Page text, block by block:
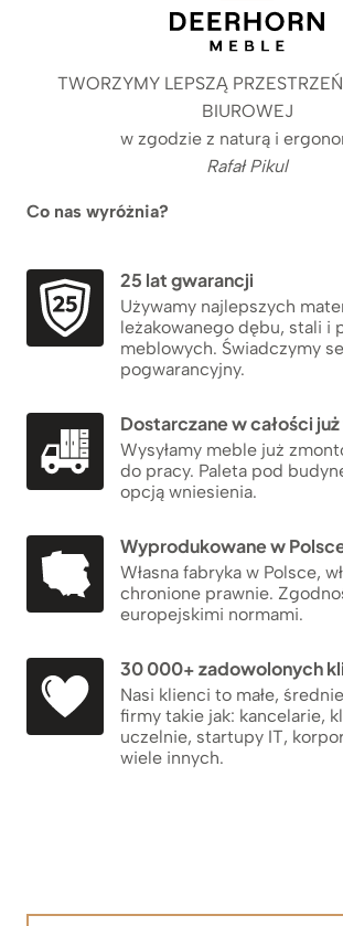
TWORZYMY LEPSZĄ
BIUROWEJ
w zgodzie z naturą i
Rafał Pikul
Co nas wyróżnia?
25 lat gwarancji
Używamy najlepszych
leżakowanego dębu, stali i
meblowych. Świadczymy
pogwarancyjny.
Dostarczane w całości
Wysyłamy meble już
do pracy. Paleta pod
opcją wniesienia.
Wyprodukowane w
Własna fabryka w Polsce,
chronione prawnie.
europejskimi normami.
30 000+ zadowolonych
Nasi klienci to małe,
firmy takie jak: kancelarie,
uczelnie, startupy IT,
wiele innych.